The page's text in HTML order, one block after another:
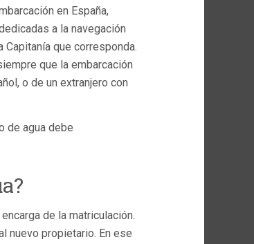
en España,
a la navegación
que corresponda.
que la embarcación
o de un extranjero con
de agua debe
de la matriculación.
nuevo propietario. En ese